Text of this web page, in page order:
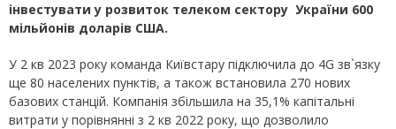
інвестувати у розвиток телеком сектору України 600
мільйонів доларів США.
У 2 кв 2023 року команда Київстару підключила до 4G зв`язку
ще 80 населених пунктів, а також встановила 270 нових
базових станцій. Компанія збільшила на 35,1% капітальні
витрати у порівнянні з 2 кв 2022 року, що дозволило